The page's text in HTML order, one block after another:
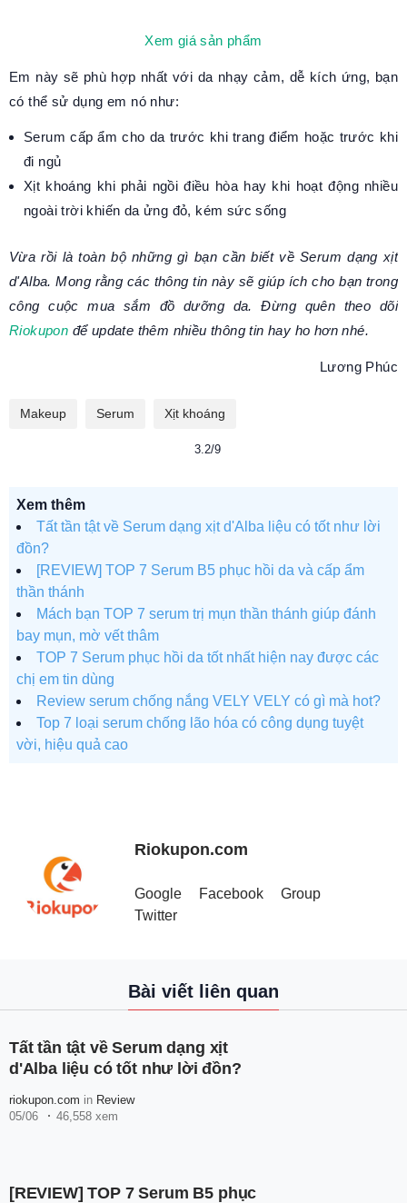
Xem giá sản phẩm
Em này sẽ phù hợp nhất với da nhạy cảm, dễ kích ứng, bạn
có thể sử dụng em nó như:
Serum cấp ẩm cho da trước khi trang điểm hoặc trước khi
đi ngủ
Xịt khoáng khi phải ngồi điều hòa hay khi hoạt động nhiều
ngoài trời khiến da ửng đỏ, kém sức sống
Vừa rồi là toàn bộ những gì bạn cần biết về Serum dạng xịt
d'Alba. Mong rằng các thông tin này sẽ giúp ích cho bạn trong
công cuộc mua sắm đồ dưỡng da. Đừng quên theo dõi
Riokupon để update thêm nhiều thông tin hay ho hơn nhé.
Lương Phúc
Makeup Serum Xịt khoáng
3.2/9
Xem thêm
Tất tần tật về Serum dạng xịt d'Alba liệu có tốt như lời
đồn?
[REVIEW] TOP 7 Serum B5 phục hồi da và cấp ẩm
thần thánh
Mách bạn TOP 7 serum trị mụn thần thánh giúp đánh
bay mụn, mờ vết thâm
TOP 7 Serum phục hồi da tốt nhất hiện nay được các
chị em tin dùng
Review serum chống nắng VELY VELY có gì mà hot?
Top 7 loại serum chống lão hóa có công dụng tuyệt
vời, hiệu quả cao
Riokupon.com
Google Facebook
Group
Twitter
Bài viết liên quan
Tất tần tật về Serum dạng xịt
d'Alba liệu có tốt như lời đồn?
riokupon.com in Review
05/06
46,558 xem
[REVIEW] TOP 7 Serum B5 phục